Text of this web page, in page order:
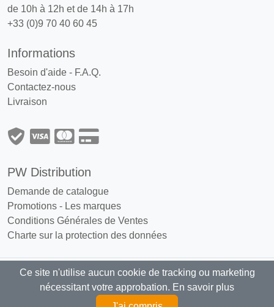
de 10h à 12h et de 14h à 17h
+33 (0)9 70 40 60 45
Informations
Besoin d'aide - F.A.Q.
Contactez-nous
Livraison
PW Distribution
Demande de catalogue
Promotions - Les marques
Conditions Générales de Ventes
Charte sur la protection des données
PW Distribution : Grossiste, distributeur
Ce site n'utilise aucun cookie de tracking ou marketing
nécessitant votre approbation. En savoir plus